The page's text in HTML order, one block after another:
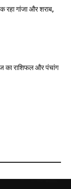
रहा गांजा और शराब,
का राशिफल और पंचांग